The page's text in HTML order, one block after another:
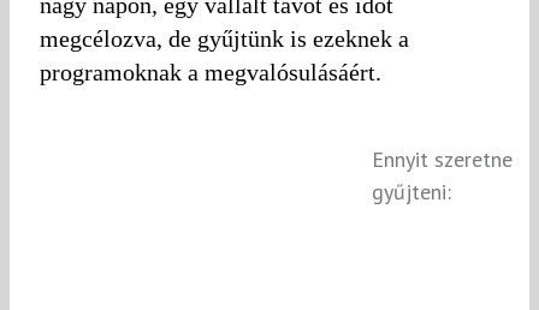
megcélozva, de gyűjtünk is ezeknek a
programoknak a megvalósulásáért.
Ennyit szeretne
gyűjteni: